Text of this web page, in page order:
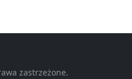
zastrzeżone.